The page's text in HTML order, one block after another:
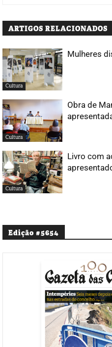
ARTIGOS RELACIONADOS
Cultura
Mulheres
Cultura
Obra de
Cultura
Livro com
Edição #5654